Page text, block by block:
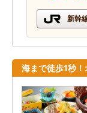
新幹
海まで徒歩1秒